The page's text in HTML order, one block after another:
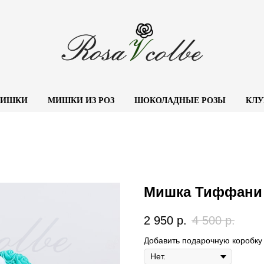
МИШКИ ИЗ РОЗ ШОКОЛАДНЫЕ РОЗЫ
Мишка Тиффани
2 950 р. 4 500 р.
Добавить подарочную коробку